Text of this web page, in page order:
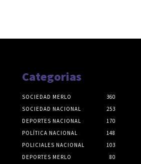
Categorias
SOCIEDAD MERLO
360
SOCIEDAD NACIONAL
253
DEPORTES NACIONAL
170
POLÍTICA NACIONAL
148
POLICIALES NACIONAL
103
DEPORTES MERLO
80